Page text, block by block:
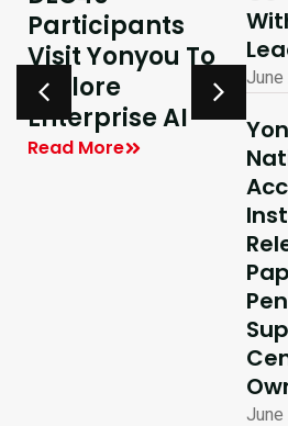
Participants
Visit Yonyou To
Explore
Enterprise AI
Read More
|
June
June